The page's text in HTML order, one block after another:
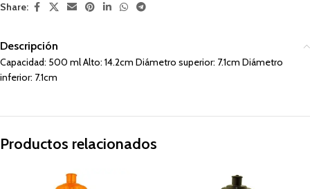
Share:
Descripción
Capacidad: 500 ml Alto: 14.2cm Diámetro superior: 7.1cm Diámetro
inferior: 7.1cm
Productos relacionados